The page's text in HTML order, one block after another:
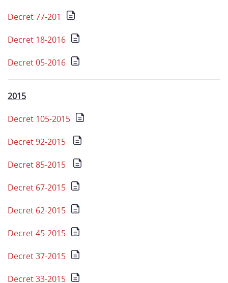
Decret 77-201
Decret 18-2016
Decret 05-2016
2015
Decret 105-2015
Decret 92-2015
Decret 85-2015
Decret 67-2015
Decret 62-2015
Decret 45-2015
Decret 37-2015
Decret 33-2015